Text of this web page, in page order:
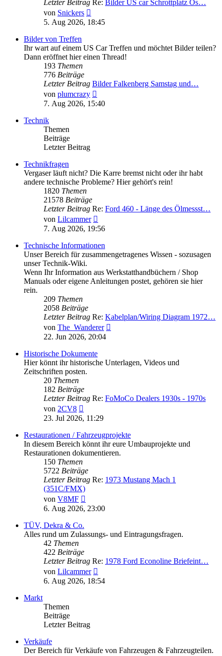
Letzter Beitrag Re: Bilder US car Schrottplatz Os…
von Snickers
Beitrag
5. Aug 2026, 18:45
Bilder von Treffen
Ihr wart auf einem US Car Treffen und möchtet Bilder teilen?
Dann eröffnet hier einen Thread!
193 Themen
776 Beiträge
Letzter Beitrag Bilder Falkenberg Samstag und…
von plumcrazy
Beitrag
7. Aug 2026, 15:40
Technik
Themen
Beiträge
Letzter Beitrag
Technikfragen
Vergaser läuft nicht? Die Karre bremst nicht oder ihr habt
andere technische Probleme? Hier gehört's rein!
1820 Themen
21578 Beiträge
Letzter Beitrag Re: Ford 460 - Länge des Ölmessst…
von Lilcammer
Beitrag
7. Aug 2026, 19:56
Technische Informationen
Unser Bereich für zusammengetragenes Wissen - sozusagen
unser Technik-Wiki.
Wenn Ihr Information aus Werkstatthandbüchern / Shop
Manuals oder eigene Anleitungen postet, gehören sie hier
rein.
209 Themen
2058 Beiträge
Letzter Beitrag Re: Kabelplan/Wiring Diagram 1972…
von The_Wanderer
22. Jun 2026, 20:04
Historische Dokumente
Hier könnt ihr historische Unterlagen, Videos und
Zeitschriften posten.
20 Themen
182 Beiträge
Letzter Beitrag Re: FoMoCo Dealers 1930s - 1970s
von 2CV8
Beitrag
23. Jul 2026, 11:29
Restaurationen / Fahrzeugprojekte
In diesem Bereich könnt ihr eure Umbauprojekte und
Restaurationen dokumentieren.
150 Themen
5722 Beiträge
Letzter Beitrag Re: 1973 Mustang Mach 1
(351C/FMX)
von V8MF
Beitrag
6. Aug 2026, 23:00
TÜV, Dekra & Co.
Alles rund um Zulassungs- und Eintragungsfragen.
42 Themen
422 Beiträge
Letzter Beitrag Re: 1978 Ford Econoline Briefeint…
von Lilcammer
Beitrag
6. Aug 2026, 18:54
Markt
Themen
Beiträge
Letzter Beitrag
Verkäufe
Der Bereich für Verkäufe von Fahrzeugen & Fahrzeugteilen.